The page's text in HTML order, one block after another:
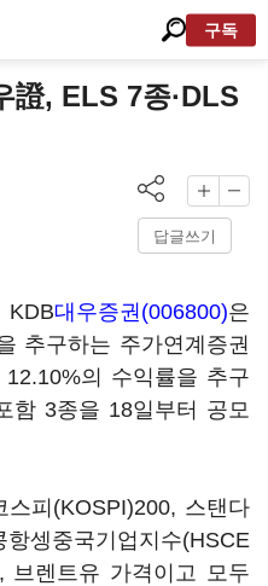
구독
證, ELS 7종·DLS
답글쓰기
KDB대우증권(006800)은
추구하는 주가연계증권
의 수익률을 추구
함 3종을 18일부터 공모
피(KOSPI)200, 스탠다
셍중국기업지수(HSCE
브렌트유 가격이고 모두